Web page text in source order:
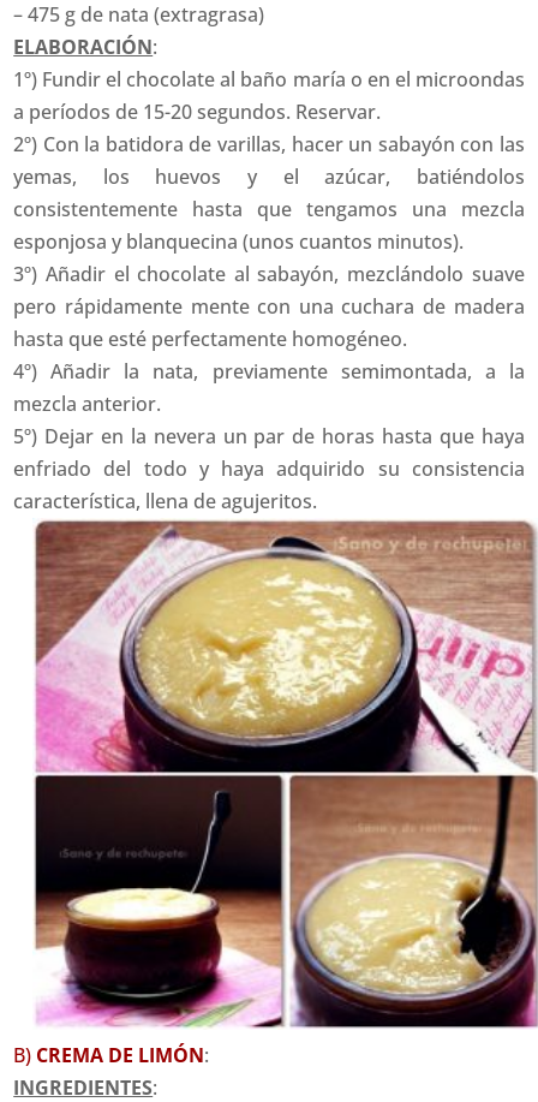
– 475 g de nata (extragrasa)
ELABORACIÓN:
1º) Fundir el chocolate al baño maría o en el microondas
a períodos de 15-20 segundos. Reservar.
2º) Con la batidora de varillas, hacer un sabayón con las
yemas, los huevos y el azúcar, batiéndolos
consistentemente hasta que tengamos una mezcla
esponjosa y blanquecina (unos cuantos minutos).
3º) Añadir el chocolate al sabayón, mezclándolo suave
pero rápidamente mente con una cuchara de madera
hasta que esté perfectamente homogéneo.
4º) Añadir la nata, previamente semimontada, a la
mezcla anterior.
5º) Dejar en la nevera un par de horas hasta que haya
enfriado del todo y haya adquirido su consistencia
característica, llena de agujeritos.
B) CREMA DE LIMÓN:
INGREDIENTES: